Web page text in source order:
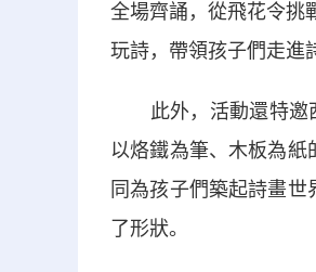
全場齊誦，從飛花令挑
玩詩，帶領孩子們走進
此外，活動還特邀西
以烙鐵為筆、木板為
同為孩子們築起詩畫
了形狀。